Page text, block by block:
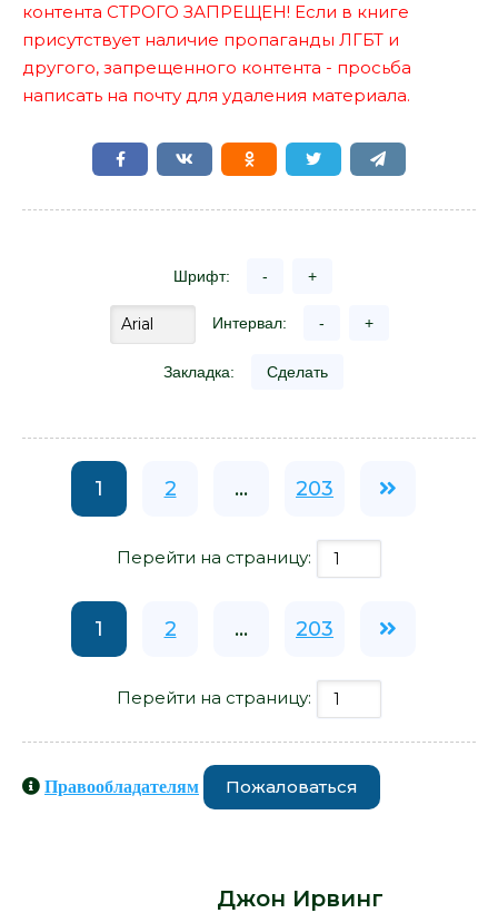
контента СТРОГО ЗАПРЕЩЕН! Если в книге
присутствует наличие пропаганды ЛГБТ и
другого, запрещенного контента - просьба
написать на почту для удаления материала.
Шрифт: - +
Интервал: - +
Закладка: Сделать
1 2 ... 203
Перейти на страницу:
1 2 ... 203
Перейти на страницу:
Правообладателям Пожаловаться
Джон Ирвинг